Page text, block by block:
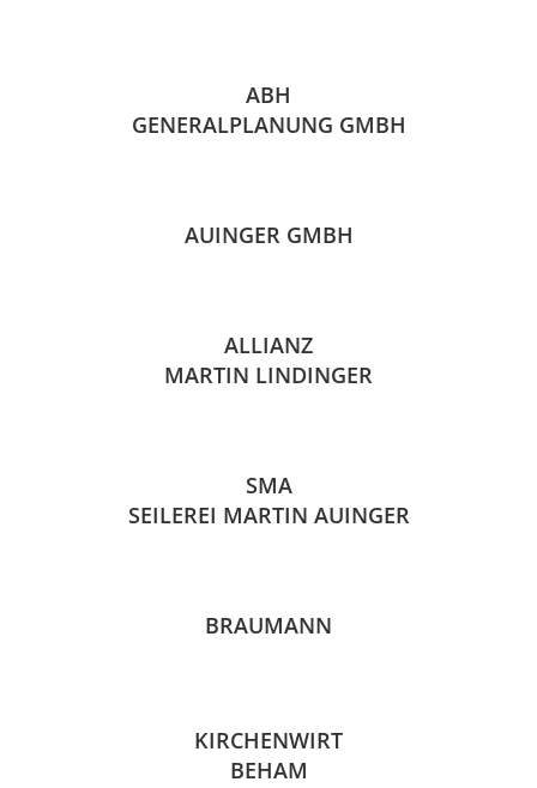
ABH
GENERALPLANUNG GMBH
AUINGER GMBH
ALLIANZ
MARTIN LINDINGER
SMA
SEILEREI MARTIN AUINGER
BRAUMANN
KIRCHENWIRT
BEHAM